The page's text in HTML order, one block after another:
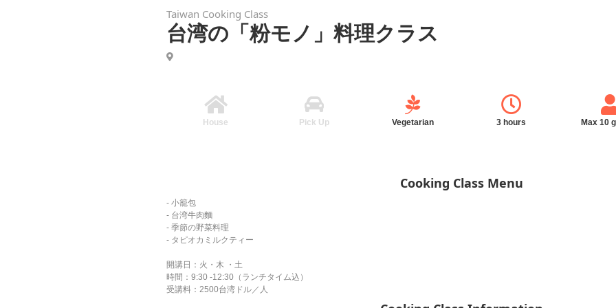
Taiwan Cooking Class
台湾の「粉モノ」料理クラス
House Pick Up Vegetarian 3 hours Max 10
Cooking Class Menu
- 小籠包
- 台湾牛肉麵
- 季節の野菜料理
- タピオカミルクティー
開講日：火・木 ・土
時間：9:30 -12:30（ランチタイム込）
受講料：2500台湾ドル／人